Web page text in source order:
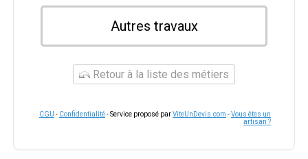
Autres travaux
Retour à la liste des métiers
CGU - Confidentialité- Service proposé parViteUnDevis.com -Vous êtes un
artisan ?